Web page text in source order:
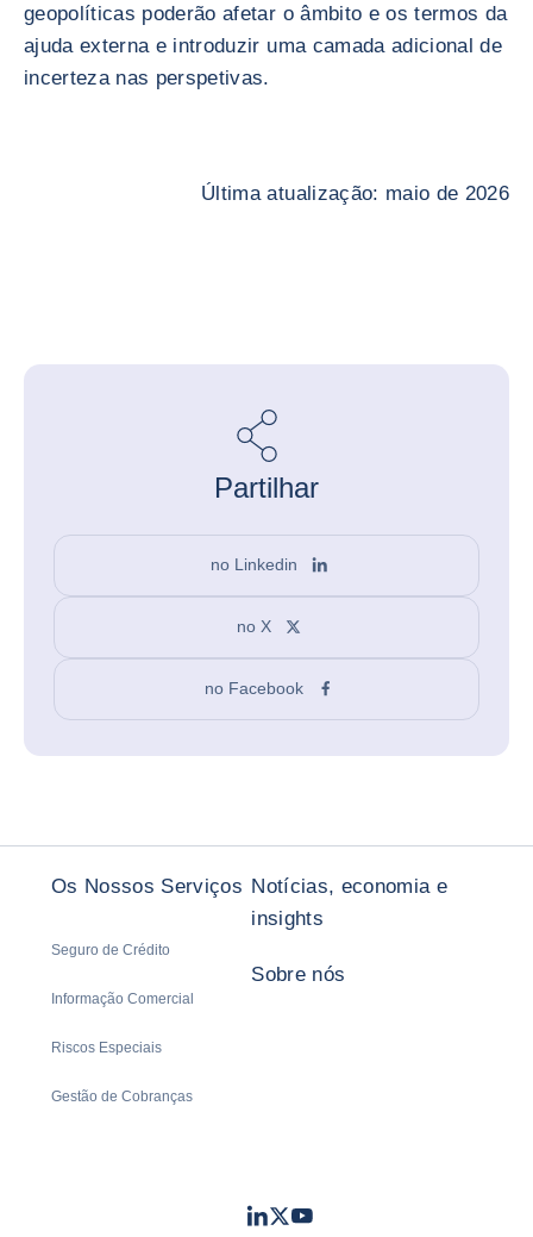
geopolíticas poderão afetar o âmbito e os termos da
ajuda externa e introduzir uma camada adicional de
incerteza nas perspetivas.
Última atualização: maio de 2026
Partilhar
no Linkedin
no X
no Facebook
Os Nossos Serviços
Seguro de Crédito
Informação Comercial
Riscos Especiais
Gestão de Cobranças
Notícias, economia e
insights
Sobre nós
LinkedIn
TwitterYoutube